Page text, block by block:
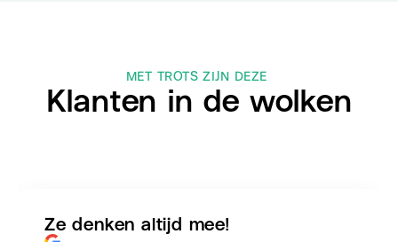
MET TROTS ZIJN DEZE
Klanten in de wolken
Ze denken altijd mee!